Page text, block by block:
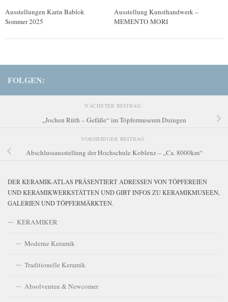
Ausstellungen Karin Bablok
Sommer 2025
Ausstellung Kunsthandwerk –
MEMENTO MORI
FOLGEN:
NÄCHSTER BEITRAG
„Jochen Rüth – Gefäße“ im Töpfermuseum Duingen
VORHERIGER BEITRAG
Abschlussausstellung der Hochschule Koblenz – „Ca. 8000km“
DER KERAMIK-ATLAS PRÄSENTIERT ADRESSEN VON TÖPFEREIEN
UND KERAMIKWERKSTÄTTEN UND GIBT INFOS ZU KERAMIKMUSEEN,
GALERIEN UND TÖPFERMÄRKTEN.
KERAMIKER
Moderne Keramik
Traditionelle Keramik
Absolventen & Newcomer